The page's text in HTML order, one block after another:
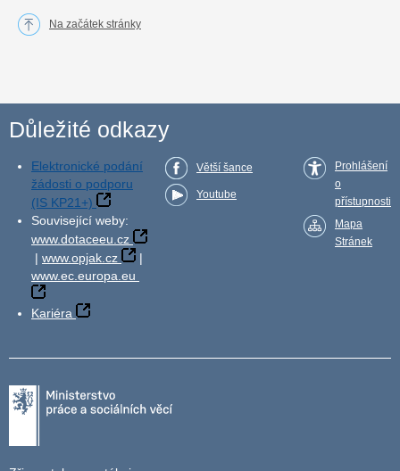
Na začátek stránky
Důležité odkazy
Elektronické podání
žádosti o podporu
(IS KP21+)
Související weby:
www.dotaceeu.cz
| www.opjak.cz
|
www.ec.europa.eu
Kariéra
Větší šance
Youtube
Prohlášení
o
přístupnosti
Mapa
Stránek